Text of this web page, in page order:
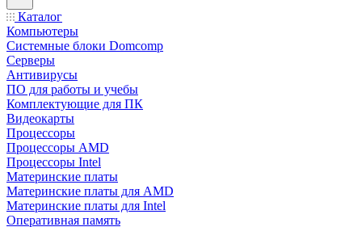
Каталог
Компьютеры
Системные блоки Domcomp
Серверы
Антивирусы
ПО для работы и учебы
Комплектующие для ПК
Видеокарты
Процессоры
Процессоры AMD
Процессоры Intel
Материнские платы
Материнские платы для AMD
Материнские платы для Intel
Оперативная память